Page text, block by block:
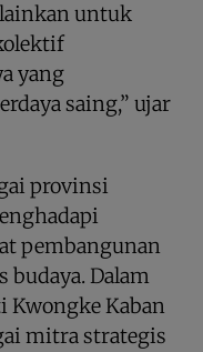
untuk
yang
saing,” ujar
provinsi
pembangunan
Dalam
Kwongke Kaban
mitra strategis